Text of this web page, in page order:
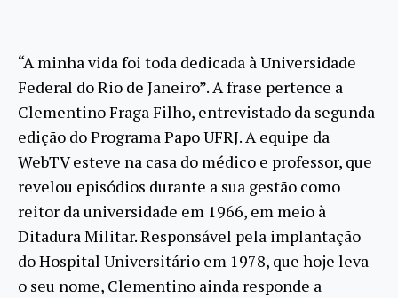
“A minha vida foi toda dedicada à Universidade
Federal do Rio de Janeiro”. A frase pertence a
Clementino Fraga Filho, entrevistado da segunda
edição do Programa Papo UFRJ. A equipe da
WebTV esteve na casa do médico e professor, que
revelou episódios durante a sua gestão como
reitor da universidade em 1966, em meio à
Ditadura Militar. Responsável pela implantação
do Hospital Universitário em 1978, que hoje leva
o seu nome, Clementino ainda responde a